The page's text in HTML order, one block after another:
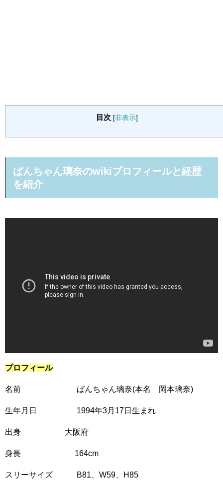
目次 [非表示]
ぱんちゃん璃奈のwikiプロフィールと経歴
を紹介
プロフィール
名前 ぱんちゃん璃奈(本名 岡本璃奈)
生年月日 1994年3月17日生まれ
出身 大阪府
身長 164cm
スリーサイズ B81、W59、H85